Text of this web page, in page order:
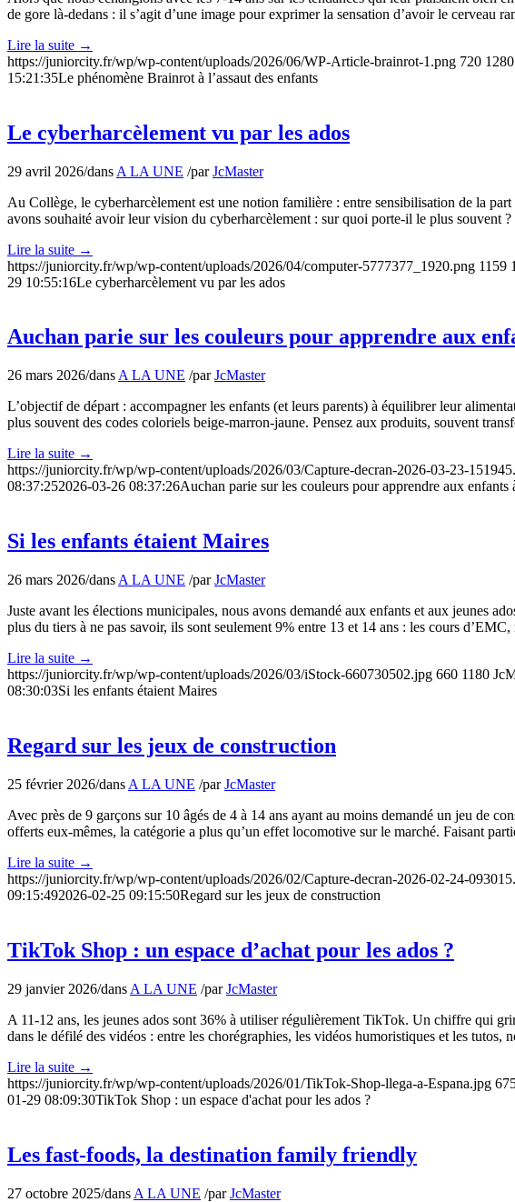
de gore là-dedans : il s’agit d’une image pour exprimer la sensation d’avoir le
Lire la suite →
https://juniorcity.fr/wp/wp-content/uploads/2026/06/WP-Article-brainrot-1.png 720 1280
15:21:35Le phénomène Brainrot à l’assaut des enfants
Le cyberharcèlement vu par les ados
29 avril 2026/dans A LA UNE /parJcMaster
Au Collège, le cyberharcèlement est une notion familière : entre sensibilisation de la
avons souhaité avoir leur vision du cyberharcèlement : sur quoi porte-il le plus
Lire la suite →
https://juniorcity.fr/wp/wp-content/uploads/2026/04/computer-5777377_1920.png 1159
29 10:55:16Le cyberharcèlement vu par les ados
Auchan parie sur les couleurs pour apprendre aux
26 mars 2026/dans A LA UNE /parJcMaster
L’objectif de départ : accompagner les enfants (et leurs parents) à équilibrer leur
plus souvent des codes coloriels beige-marron-jaune. Pensez aux produits, souvent
Lire la suite →
https://juniorcity.fr/wp/wp-content/uploads/2026/03/Capture-decran-2026-03-23-
08:37:252026-03-26 08:37:26Auchan parie sur les couleurs pour apprendre aux enfants
Si les enfants étaient Maires
26 mars 2026/dans A LA UNE /parJcMaster
Juste avant les élections municipales, nous avons demandé aux enfants et aux jeunes
plus du tiers à ne pas savoir, ils sont seulement 9% entre 13 et 14 ans : les cours
Lire la suite →
https://juniorcity.fr/wp/wp-content/uploads/2026/03/iStock-660730502.jpg 660 1180
08:30:03Si les enfants étaient Maires
Regard sur les jeux de construction
25 février 2026/dans A LA UNE /parJcMaster
Avec près de 9 garçons sur 10 âgés de 4 à 14 ans ayant au moins demandé un jeu de
offerts eux-mêmes, la catégorie a plus qu’un effet locomotive sur le marché. Faisant
Lire la suite →
https://juniorcity.fr/wp/wp-content/uploads/2026/02/Capture-decran-2026-02-24-
09:15:492026-02-25 09:15:50Regard sur les jeux de construction
TikTok Shop : un espace d’achat pour les ados ?
29 janvier 2026/dans A LA UNE /parJcMaster
A 11-12 ans, les jeunes ados sont 36% à utiliser régulièrement TikTok. Un chiffre qui
dans le défilé des vidéos : entre les chorégraphies, les vidéos humoristiques et les
Lire la suite →
https://juniorcity.fr/wp/wp-content/uploads/2026/01/TikTok-Shop-llega-a-Espana.jpg
01-29 08:09:30TikTok Shop : un espace d'achat pour les ados ?
Les fast-foods, la destination family friendly
27 octobre 2025/dans A LA UNE /parJcMaster